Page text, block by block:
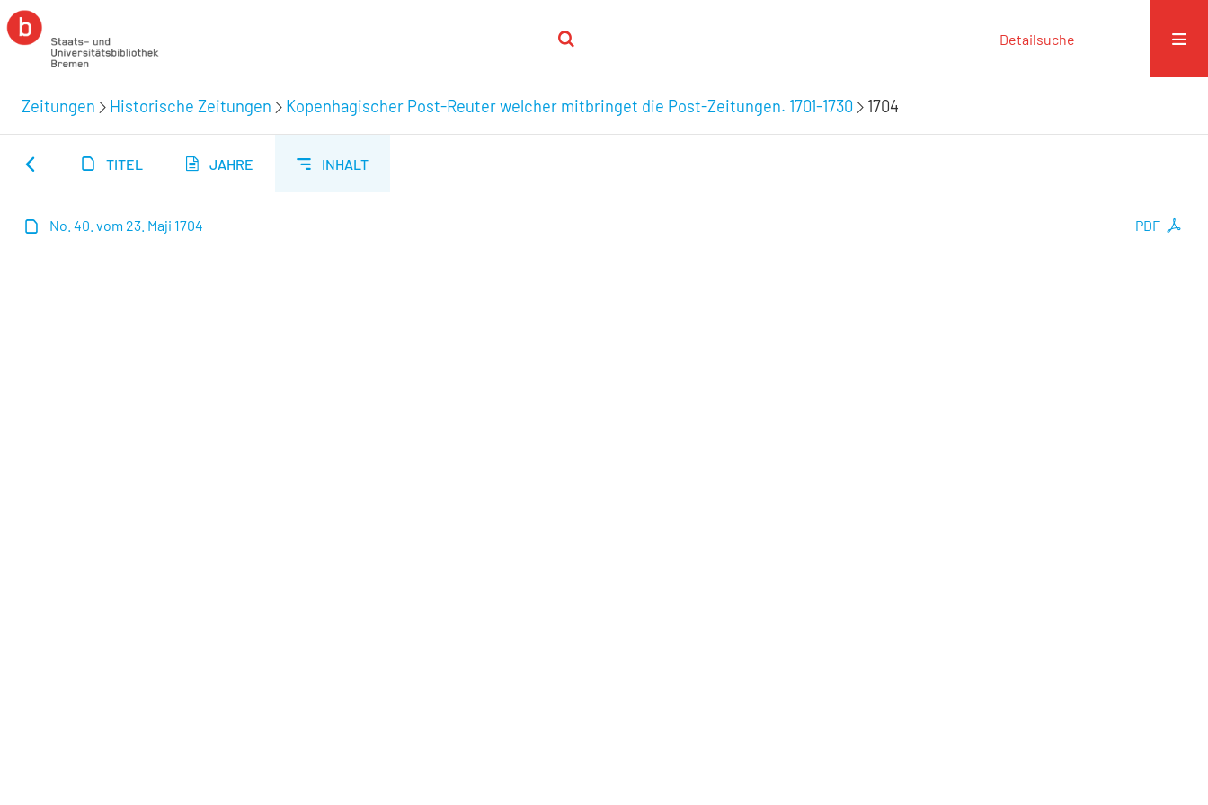
Detailsuche
Zeitungen Historische Zeitungen Kopenhagischer Post-Reuter welcher mitbringet die Post-Zeitungen. 1701-1730 1704
TITEL JAHRE INHALT
PDF
No. 40. vom 23. Maji 1704